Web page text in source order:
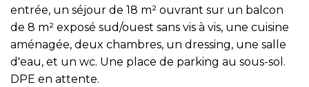
entrée, un séjour de 18 m² ouvrant sur un balcon
de 8 m² exposé sud/ouest sans vis à vis, une cuisine
aménagée, deux chambres, un dressing, une salle
d'eau, et un wc. Une place de parking au sous-sol.
DPE en attente.